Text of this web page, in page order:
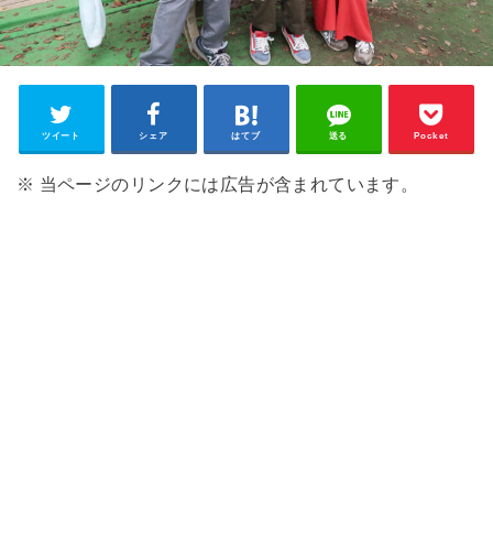
ツイート シェア はてブ 送る Pocket
※ 当ページのリンクには広告が含まれています。